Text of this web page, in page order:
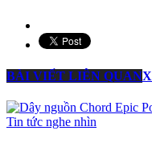
BÀI VIẾT LIÊN QUAN
Tin tức nghe nhìn